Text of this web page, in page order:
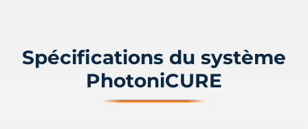
Spécifications du système
PhotoniCURE